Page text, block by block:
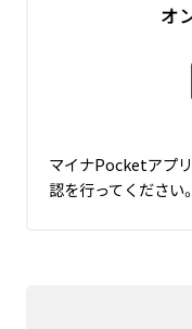
オ
マイナPocketアプ
認を行ってください。